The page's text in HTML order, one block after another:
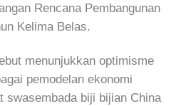
Rencana Pembangunan
Kelima Belas.
menunjukkan optimisme
pemodelan ekonomi
swasembada biji bijian China